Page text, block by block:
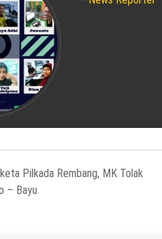
Pilkada Rembang, MK Tolak
– Bayu